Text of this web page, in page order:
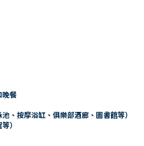
晚餐
、按摩浴缸、俱樂部酒廊、圖書館等）
）